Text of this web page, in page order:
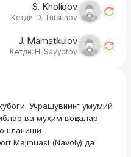
S. Kholiqov
Кетди: D. Tursunov
J. Mamatkulov
Кетди: H. Sayyotov
Учрашувнинг умумий
ва муҳим воқеалар.
Majmuasi (Navoiy) да